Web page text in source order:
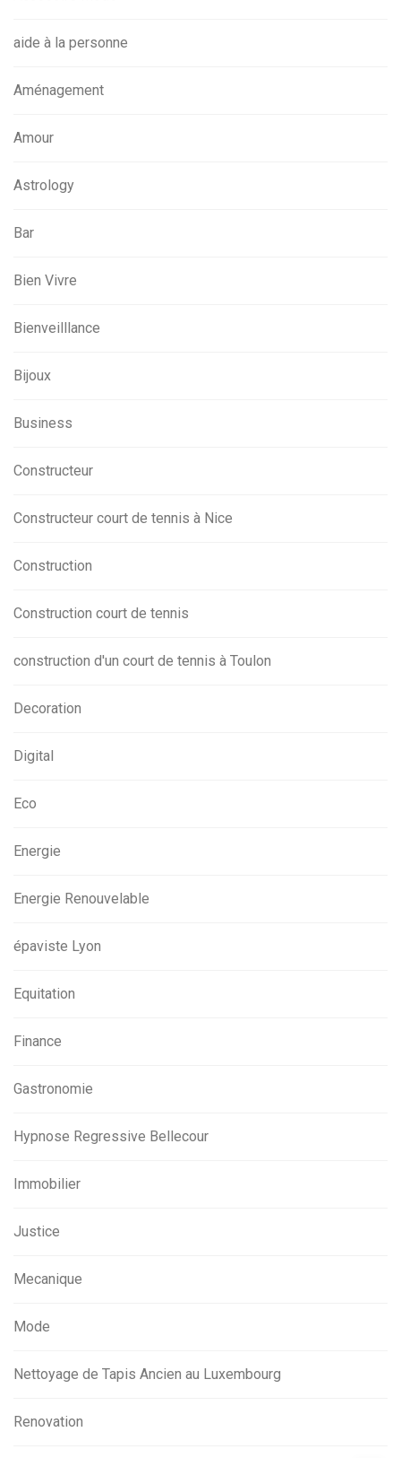
aide à la personne
Aménagement
Amour
Astrology
Bar
Bien Vivre
Bienveilllance
Bijoux
Business
Constructeur
Constructeur court de tennis à Nice
Construction
Construction court de tennis
construction d'un court de tennis à Toulon
Decoration
Digital
Eco
Energie
Energie Renouvelable
épaviste Lyon
Equitation
Finance
Gastronomie
Hypnose Regressive Bellecour
Immobilier
Justice
Mecanique
Mode
Nettoyage de Tapis Ancien au Luxembourg
Renovation